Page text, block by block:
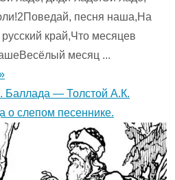
песня наша,На
русский край,Что месяцев
месяц ...
Баллада — Толстой А.К.
о слепом песеннике.